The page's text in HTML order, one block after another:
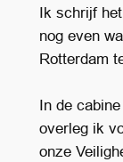
Ik schrijf
nog even
Rotterdam
In de
overleg ik
onze